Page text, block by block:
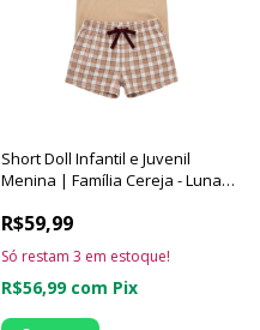
Short Doll Infantil e Juvenil
Menina | Família Cereja - Luna
R$59,99
R$56,99 com Pix
Só restam 3 em estoque!